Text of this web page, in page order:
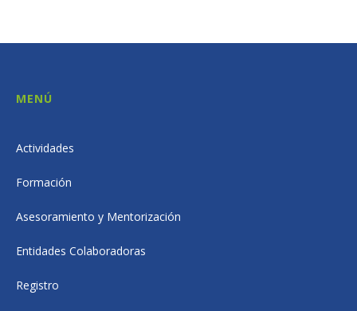
MENÚ
Actividades
Formación
Asesoramiento y Mentorización
Entidades Colaboradoras
Registro